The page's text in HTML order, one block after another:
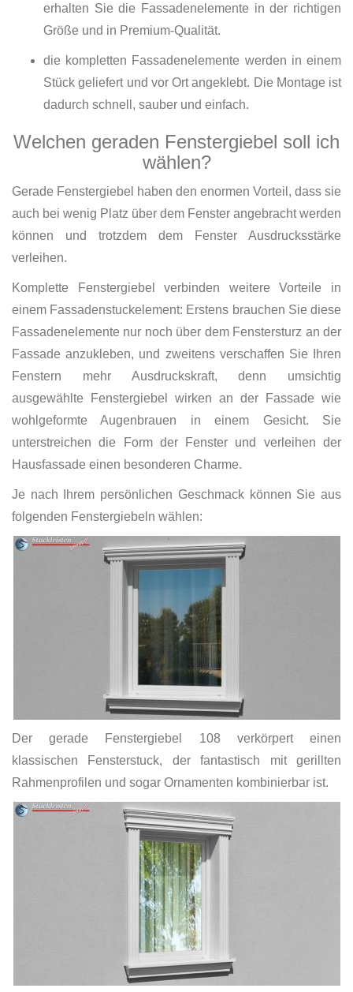
erhalten Sie die Fassadenelemente in der richtigen
Größe und in Premium-Qualität.
die kompletten Fassadenelemente werden in einem
Stück geliefert und vor Ort angeklebt. Die Montage ist
dadurch schnell, sauber und einfach.
Welchen geraden Fenstergiebel soll ich
wählen?
Gerade Fenstergiebel haben den enormen Vorteil, dass sie
auch bei wenig Platz über dem Fenster angebracht werden
können und trotzdem dem Fenster Ausdrucksstärke
verleihen.
Komplette Fenstergiebel verbinden weitere Vorteile in
einem Fassadenstuckelement: Erstens brauchen Sie diese
Fassadenelemente nur noch über dem Fenstersturz an der
Fassade anzukleben, und zweitens verschaffen Sie Ihren
Fenstern mehr Ausdruckskraft, denn umsichtig
ausgewählte Fenstergiebel wirken an der Fassade wie
wohlgeformte Augenbrauen in einem Gesicht. Sie
unterstreichen die Form der Fenster und verleihen der
Hausfassade einen besonderen Charme.
Je nach Ihrem persönlichen Geschmack können Sie aus
folgenden Fenstergiebeln wählen:
Der gerade Fenstergiebel 108 verkörpert einen
klassischen Fensterstuck, der fantastisch mit gerillten
Rahmenprofilen und sogar Ornamenten kombinierbar ist.